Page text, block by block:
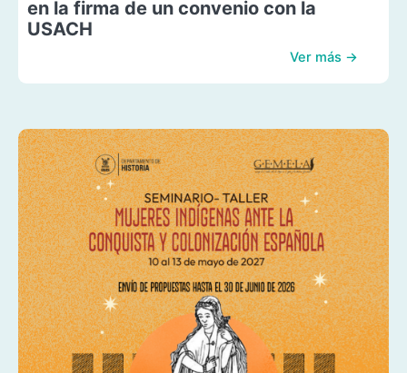
en la firma de un convenio con la
USACH
Ver más →